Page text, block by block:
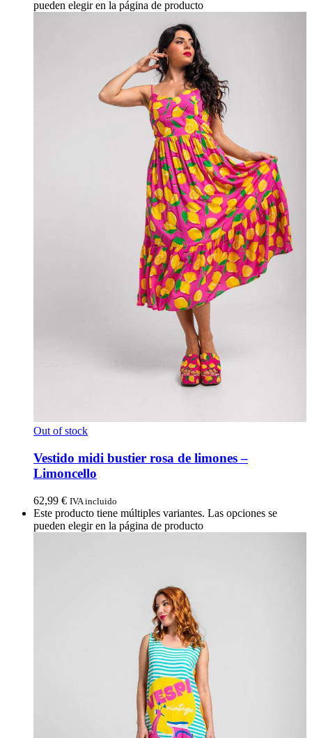
pueden elegir en la página de producto
Out of stock
Vestido midi bustier rosa de limones –
Limoncello
62,99 € IVA incluido
Este producto tiene múltiples variantes. Las opciones se
pueden elegir en la página de producto